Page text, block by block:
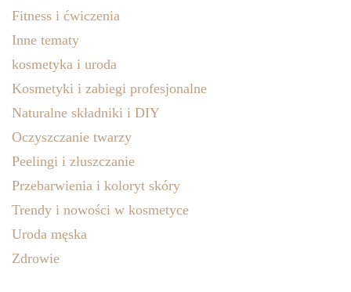
Fitness i ćwiczenia
Inne tematy
kosmetyka i uroda
Kosmetyki i zabiegi profesjonalne
Naturalne składniki i DIY
Oczyszczanie twarzy
Peelingi i złuszczanie
Przebarwienia i koloryt skóry
Trendy i nowości w kosmetyce
Uroda męska
Zdrowie